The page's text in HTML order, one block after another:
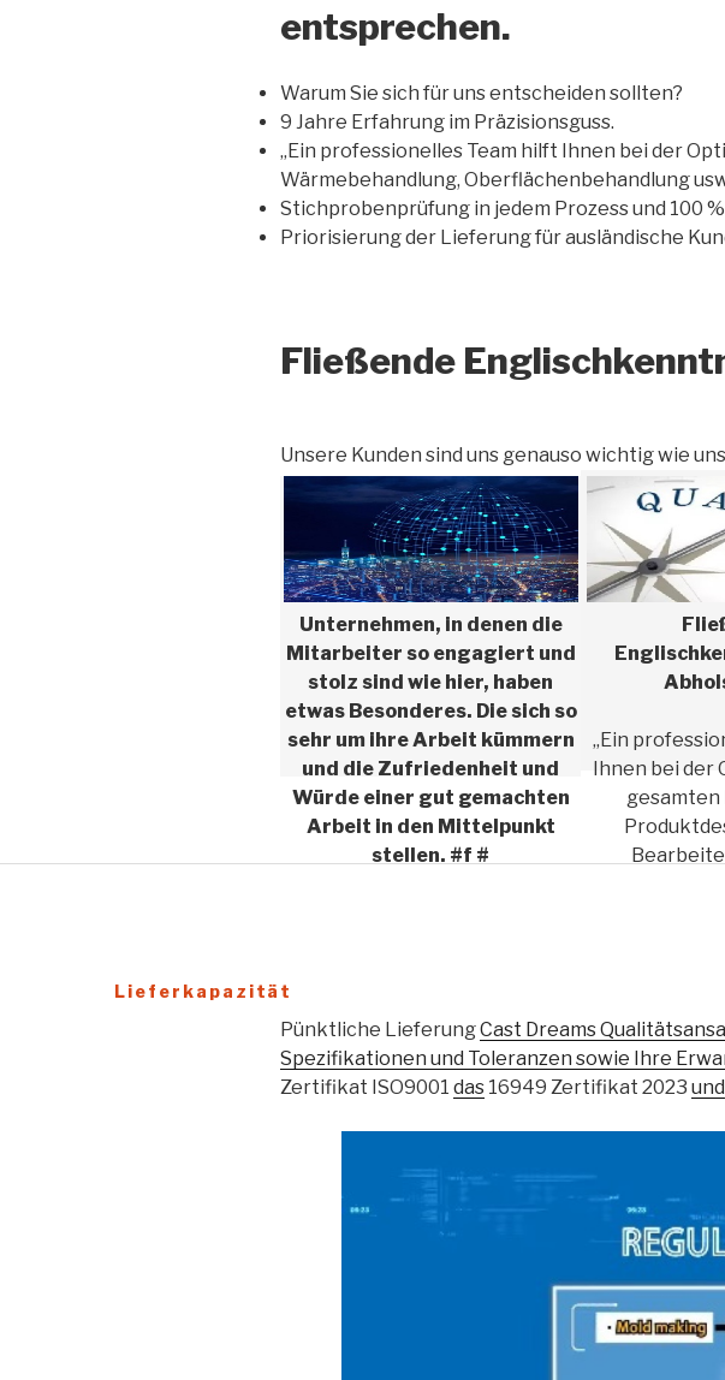
entsprechen.
Warum Sie sich für uns entscheiden sollten?
9 Jahre Erfahrung im Präzisionsguss.
„Ein professionelles Team hilft Ihnen bei der
Wärmebehandlung, Oberflächenbehandlung
Stichprobenprüfung in jedem Prozess und 100
Priorisierung der Lieferung für ausländische
Fließende
Unsere Kunden sind uns genauso wichtig wie
Unternehmen, in denen die
Mitarbeiter so engagiert und
stolz sind wie hier, haben
etwas Besonderes. Die sich so
sehr um ihre Arbeit kümmern
und die Zufriedenheit und
Würde einer gut gemachten
Arbeit in den Mittelpunkt
stellen. #f #
„Ein
Ihnen bei
gesamten
Lieferkapazität
Pünktliche LieferungCast Dreams
Spezifikationen und Toleranzen sowie Ihre
Zertifikat ISO9001das 16949 Zertifikat 2023und